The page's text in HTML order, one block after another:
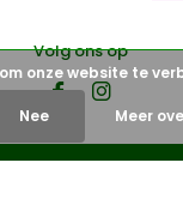
Volg ons op
onze website te
Nee Meer